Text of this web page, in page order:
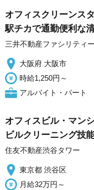
オフィスクリーンス
駅チカで通勤便利な
三井不動産ファシリティ
大阪府 大阪市
時給1,250円～
アルバイト・パート
オフィスビル・マン
ビルクリーニング技
住友不動産渋谷タワー
東京都 渋谷区
月給32万円～